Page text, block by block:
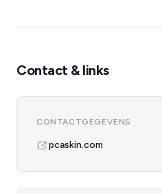
Contact & links
CONTACTGEGEVENS
pcaskin.com